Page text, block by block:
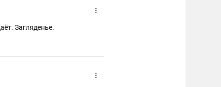
Загляденье.